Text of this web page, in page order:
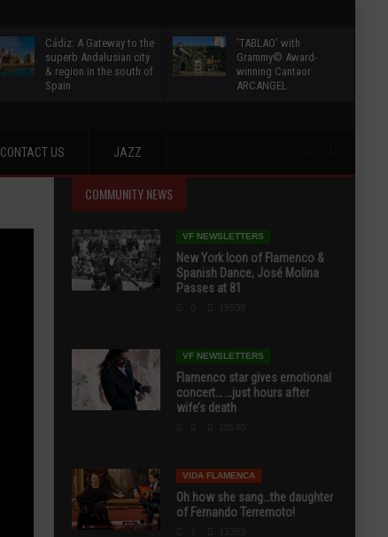
Cádiz: A Gateway to the
superb Andalusian city
& region in the south of
Spain
‘TABLAO’ with
Grammy© Award-
winning Cantaor
ARCANGEL
CONTACT US JAZZ
COMMUNITY NEWS
VF NEWSLETTERS
New York Icon of Flamenco &
Spanish Dance, José Molina
Passes at 81
VF NEWSLETTERS
Flamenco star gives emotional
concert… …just hours after
wife’s death
VIDA FLAMENCA
Oh how she sang…the daughter
of Fernando Terremoto!